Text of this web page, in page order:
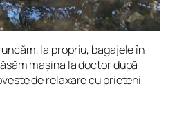
la propriu, bagajele în
mașina la doctor după
de relaxare cu prieteni